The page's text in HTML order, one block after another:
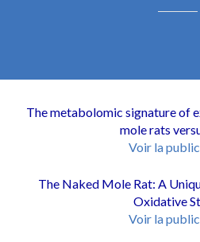
The metabolomic signature of
mole rats
Voir la
The Naked Mole Rat: A
Oxidative
Voir la